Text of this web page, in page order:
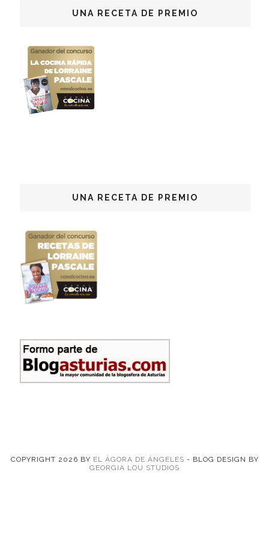
UNA RECETA DE PREMIO
UNA RECETA DE PREMIO
COPYRIGHT 2026 BY EL ÁGORA DE ÁNGELES - BLOG DESIGN BY
GEORGIA LOU STUDIOS